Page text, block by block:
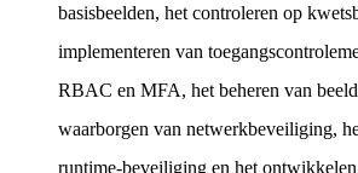
basisbeelden, het controleren op
implementeren van
RBAC en MFA, het beheren van
waarborgen van netwerkbeveiliging,
runtime-beveiliging en het ontwikkelen